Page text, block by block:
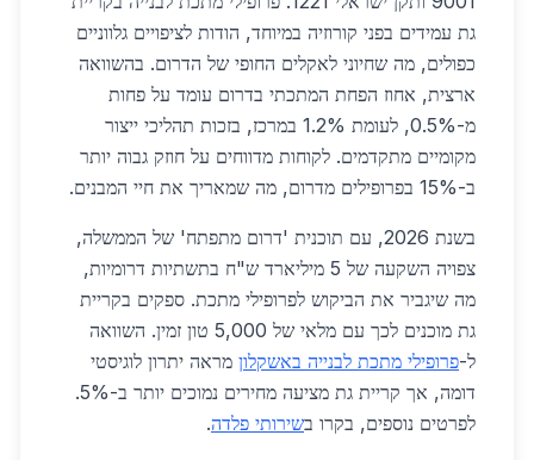
גת עמידים בפני קורוזיה במיוחד, הודות לציפויים גלווניים
כפולים, מה שחיוני לאקלים החופי של הדרום. בהשוואה
ארצית, אחוז הפחת המתכתי בדרום עומד על פחות
מ-0.5%, לעומת 1.2% במרכז, בזכות תהליכי ייצור
מקומיים מתקדמים. לקוחות מדווחים על חוזק גבוה יותר
ב-15% בפרופילים מדרום, מה שמאריך את חיי המבנים.
בשנת 2026, עם תוכנית 'דרום מתפתח' של הממשלה,
צפויה השקעה של 5 מיליארד ש"ח בתשתיות דרומיות,
מה שיגביר את הביקוש לפרופילי מתכת. ספקים בקריית
גת מוכנים לכך עם מלאי של 5,000 טון זמין. השוואה
ל-פרופילי מתכת לבנייה באשקלון מראה יתרון לוגיסטי
דומה, אך קריית גת מציעה מחירים נמוכים יותר ב-5%.
לפרטים נוספים, בקרו בשירותי פלדה.